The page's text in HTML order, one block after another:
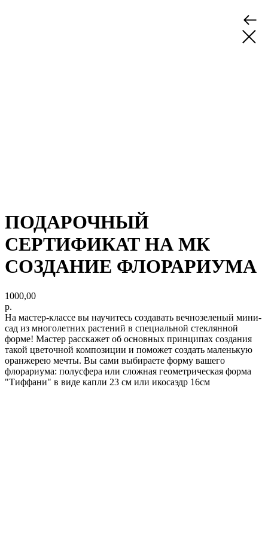
ПОДАРОЧНЫЙ
СЕРТИФИКАТ НА МК
СОЗДАНИЕ ФЛОРАРИУМА
1000,00
р.
На мастер-классе вы научитесь создавать вечнозеленый мини-
сад из многолетних растений в специальной стеклянной
форме! Мастер расскажет об основных принципах создания
такой цветочной композиции и поможет создать маленькую
оранжерею мечты. Вы сами выбираете форму вашего
флорариума: полусфера или сложная геометрическая форма
"Тиффани" в виде капли 23 см или икосаэдр 16см